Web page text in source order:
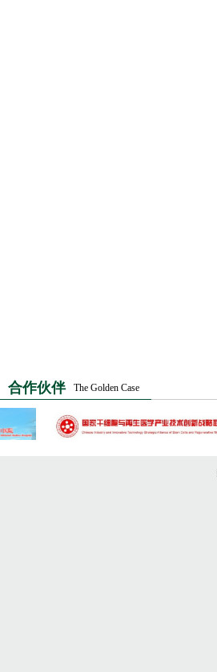
合作伙伴 The Golden Case